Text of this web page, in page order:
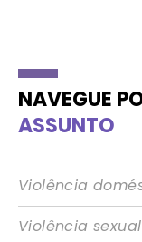
NAVEGUE
ASSUNTO
Violência
Violência sexual